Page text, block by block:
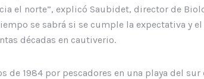
el norte”, explicó Saubidet, director de
se sabrá si se cumple la expectativa y
décadas en cautiverio.
de 1984 por pescadores en una playa del sur